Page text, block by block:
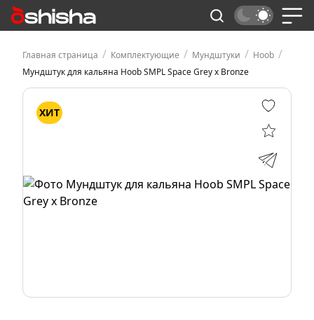
Главная страница / Комплектующие / Мундштуки / Hoob /
Мундштук для кальяна Hoob SMPL Space Grey x Bronze
ХИТ